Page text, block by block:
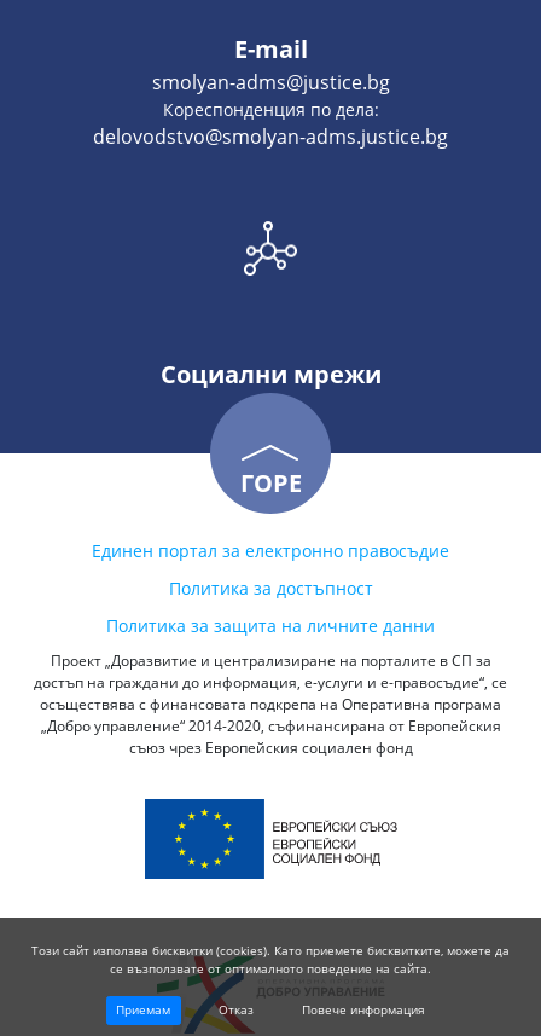
E-mail
smolyan-adms@justice.bg
Кореспонденция по дела:
delovodstvo@smolyan-adms.justice.bg
Социални мрежи
ГОРЕ
Единен портал за електронно правосъдие
Политика за достъпност
Политика за защита на личните данни
Проект „Доразвитие и централизиране на порталите в СП за
достъп на граждани до информация, е-услуги и е-правосъдие“, се
осъществява с финансовата подкрепа на Оперативна програма
„Добро управление“ 2014-2020, съфинансирана от Европейския
съюз чрез Европейския социален фонд
Този сайт използва бисквитки (cookies). Като приемете бисквитките, можете да
се възползвате от оптималното поведение на сайта.
Приемам Отказ Повече информация